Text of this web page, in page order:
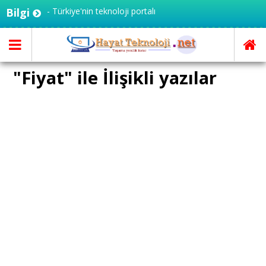
Bilgi - Türkiye'nin teknoloji portalı
"Fiyat" ile İlişikli yazılar